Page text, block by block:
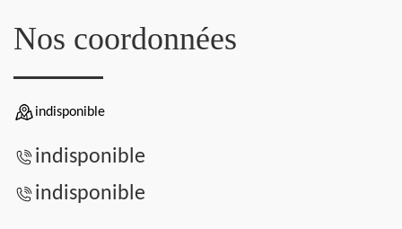
Nos coordonnées
indisponible
indisponible
indisponible